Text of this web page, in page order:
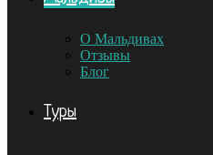
О Мальдивах
Отзывы
Блог
Туры